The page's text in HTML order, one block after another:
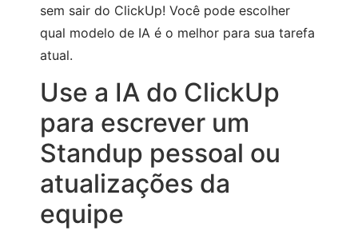
sem sair do ClickUp! Você pode escolher
qual modelo de IA é o melhor para sua tarefa
atual.
Use a IA do ClickUp
para escrever um
Standup pessoal ou
atualizações da
equipe